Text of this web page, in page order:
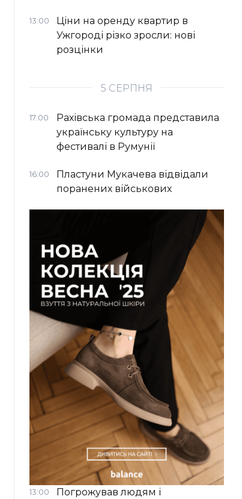
13:00
Ціни на оренду квартир в
Ужгороді різко зросли: нові
розцінки
5 СЕРПНЯ
17:00
Рахівська громада представила
українську культуру на
фестивалі в Румунії
16:00
Пластуни Мукачева відвідали
поранених військових
13:00
Погрожував людям і